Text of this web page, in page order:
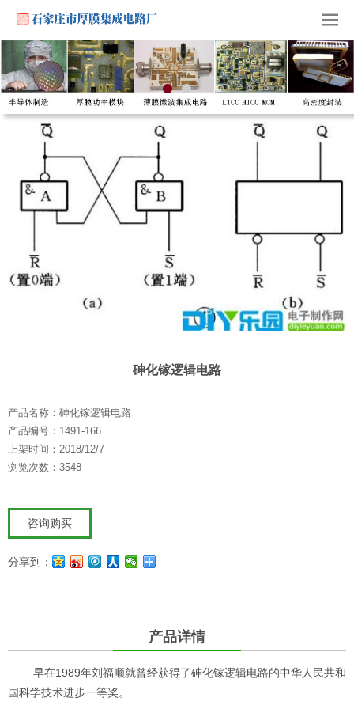
砷化镓逻辑电路
产品名称：砷化镓逻辑电路
产品编号：1491-166
上架时间：2018/12/7
浏览次数：3548
咨询购买
分享到：
产品详情
早在1989年刘福顺就曾经获得了砷化镓逻辑电路的中华人民共和
国科学技术进步一等奖。